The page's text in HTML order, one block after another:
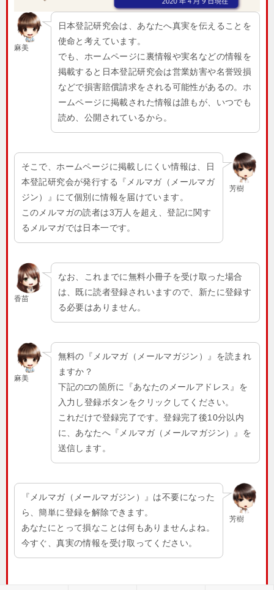
麻美
日本登記研究会は、あなたへ真実を伝えることを
使命と考えています。
でも、ホームページに裏情報や実名などの情報を
掲載すると日本登記研究会は営業妨害や名誉毀損
などで損害賠償請求をされる可能性があるの。ホ
ームページに掲載された情報は誰もが、いつでも
読め、公開されているから。
芳樹
そこで、ホームページに掲載しにくい情報は、日
本登記研究会が発行する『メルマガ（メールマガ
ジン）』にて個別に情報を届けています。
このメルマガの読者は3万人を超え、登記に関す
るメルマガでは日本一です。
香苗
なお、これまでに無料小冊子を受け取った場合
は、既に読者登録されいますので、新たに登録す
る必要はありません。
麻美
無料の『メルマガ（メールマガジン）』を読まれ
ますか？
下記の□の箇所に『あなたのメールアドレス』を
入力し登録ボタンをクリックしてください。
これだけで登録完了です。登録完了後10分以内
に、あなたへ『メルマガ（メールマガジン）』を
送信します。
芳樹
『メルマガ（メールマガジン）』は不要になった
ら、簡単に登録を解除できます。
あなたにとって損なことは何もありませんよね。
今すぐ、真実の情報を受け取ってください。